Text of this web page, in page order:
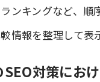
ンキングなど、順
情報を整理して表
対策にお